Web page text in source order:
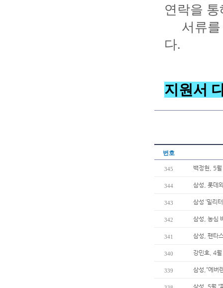
연락을 통
서류를
다.
지원서
번호
345 백정현, 5
344 삼성, 롯데
343 삼성 ‘밀리
342 삼성, 농심
341 삼성, 팬타
340 강민호, 4
339 삼성,“에버
삼성, 5월 “